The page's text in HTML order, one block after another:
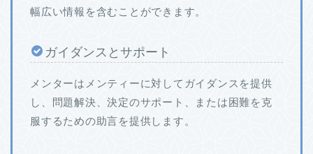
幅広い情報を含むことができます。
ガイダンスとサポート
メンターはメンティーに対してガイダンスを提供
し、問題解決、決定のサポート、または困難を克
服するための助言を提供します。